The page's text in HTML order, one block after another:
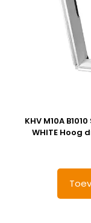
KHV M10A
WHITE Hoog